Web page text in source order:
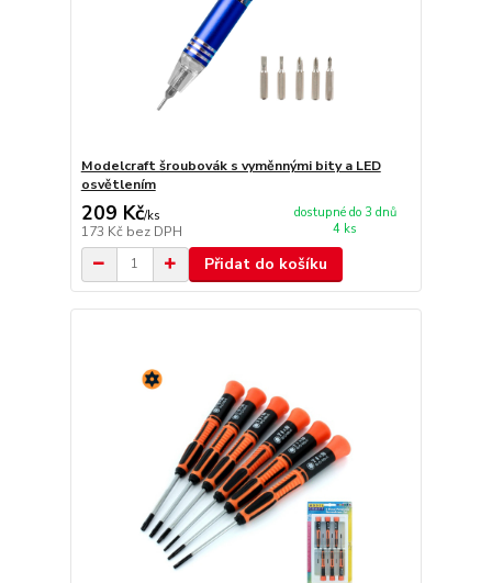
Modelcraft šroubovák s vyměnnými bity a LED
osvětlením
209 Kč/ks
173 Kč bez DPH
dostupné do 3 dnů
4 ks
Přidat do košíku